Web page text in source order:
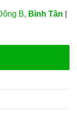
B, Bình Tân